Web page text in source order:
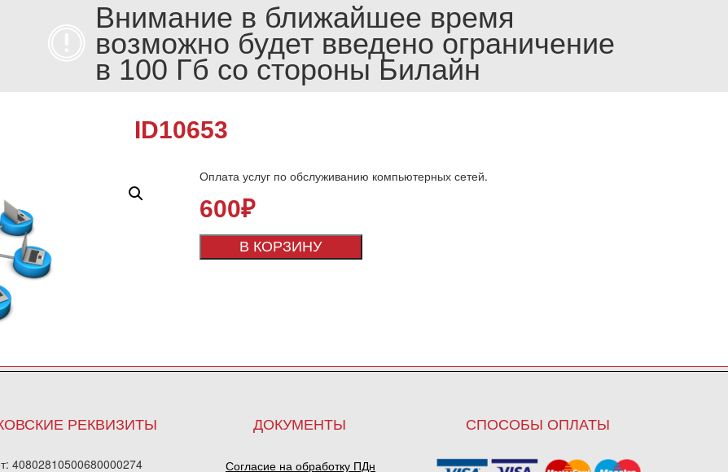
Внимание в ближайшее время
возможно будет введено ограничение
в 100 Гб со стороны Билайн
ID10653
Оплата услуг по обслуживанию компьютерных сетей.
600₽
В КОРЗИНУ
РЕКВИЗИТЫ
40802810500680000274
ДОКУМЕНТЫ
Согласие на обработку ПДн
СПОСОБЫ ОПЛАТЫ